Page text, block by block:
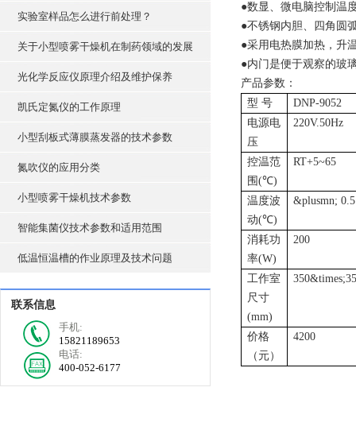
实验室样品怎么进行前处理？
关于小型喷雾干燥机在制药领域的发展
光化学反应仪原理介绍及维护保养
凯氏定氮仪的工作原理
小型刮板式薄膜蒸发器的技术参数
氮吹仪的应用分类
小型喷雾干燥机技术参数
智能集菌仪技术参数和适用范围
低温恒温槽的作业原理及技术问题
联系信息
手机:
15821189653
电话:
400-052-6177
●数显、微电脑控制温
●不锈钢内胆、四角圆
●采用电热膜加热，升
●内门是便于观察的玻
产品参数：
型 号
DNP-9052
电源电
压
220V.50Hz
控温范
围(℃)
RT+5~65
温度波
动(℃)
&plusmn; 0.5
消耗功
率(W)
200
工作室
尺寸
(mm)
价格
（元）
4200